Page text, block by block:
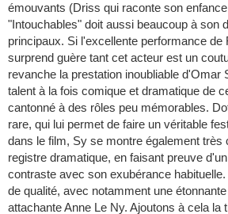
émouvants (Driss qui raconte son
"Intouchables" doit aussi beaucoup à son
principaux. Si l'excellente performance de
surprend guère tant cet acteur est un
revanche la prestation inoubliable d'Omar
talent à la fois comique et dramatique de
cantonné à des rôles peu mémorables.
rare, qui lui permet de faire un véritable
dans le film, Sy se montre également très
registre dramatique, en faisant preuve
contraste avec son exubérance
de qualité, avec notamment une
attachante Anne Le Ny. Ajoutons à cela la